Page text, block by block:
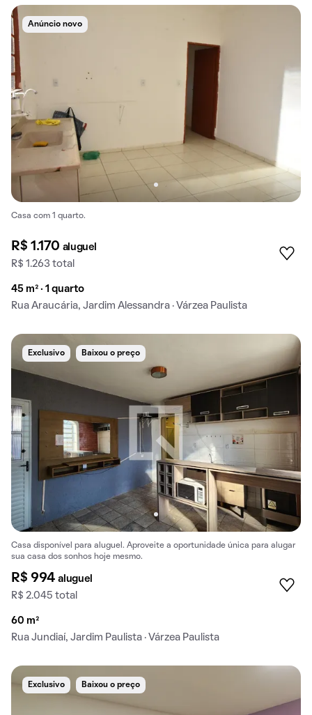
Anúncio novo
Casa com 1 quarto.
R$ 1.170 aluguel
R$ 1.263 total
45 m² · 1 quarto
Rua Araucária, Jardim Alessandra · Várzea Paulista
Exclusivo Baixou o preço
Casa disponível para aluguel. Aproveite a oportunidade única para alugar
sua casa dos sonhos hoje mesmo.
R$ 994aluguel
R$ 2.045 total
60 m²
Rua Jundiaí, Jardim Paulista · Várzea Paulista
Exclusivo Baixou o preço